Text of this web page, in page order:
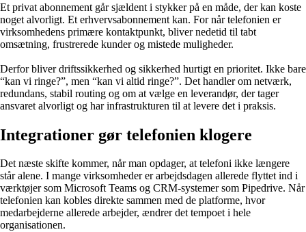
Et privat abonnement går sjældent i stykker på en måde, der kan koste
noget alvorligt. Et erhvervsabonnement kan. For når telefonien er
virksomhedens primære kontaktpunkt, bliver nedetid til tabt
omsætning, frustrerede kunder og mistede muligheder.
Derfor bliver driftssikkerhed og sikkerhed hurtigt en prioritet. Ikke bare
“kan vi ringe?”, men “kan vi altid ringe?”. Det handler om netværk,
redundans, stabil routing og om at vælge en leverandør, der tager
ansvaret alvorligt og har infrastrukturen til at levere det i praksis.
Integrationer gør telefonien klogere
Det næste skifte kommer, når man opdager, at telefoni ikke længere
står alene. I mange virksomheder er arbejdsdagen allerede flyttet ind i
værktøjer som Microsoft Teams og CRM-systemer som Pipedrive. Når
telefonien kan kobles direkte sammen med de platforme, hvor
medarbejderne allerede arbejder, ændrer det tempoet i hele
organisationen.